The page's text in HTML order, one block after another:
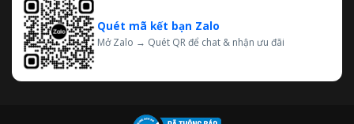
Quét mã kết bạn Zalo
Mở Zalo → Quét QR để chat & nhận ưu đãi